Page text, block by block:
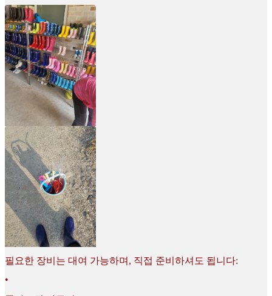
필요한 장비는 대여 가능하며, 직접 준비하셔도 됩니다:
•